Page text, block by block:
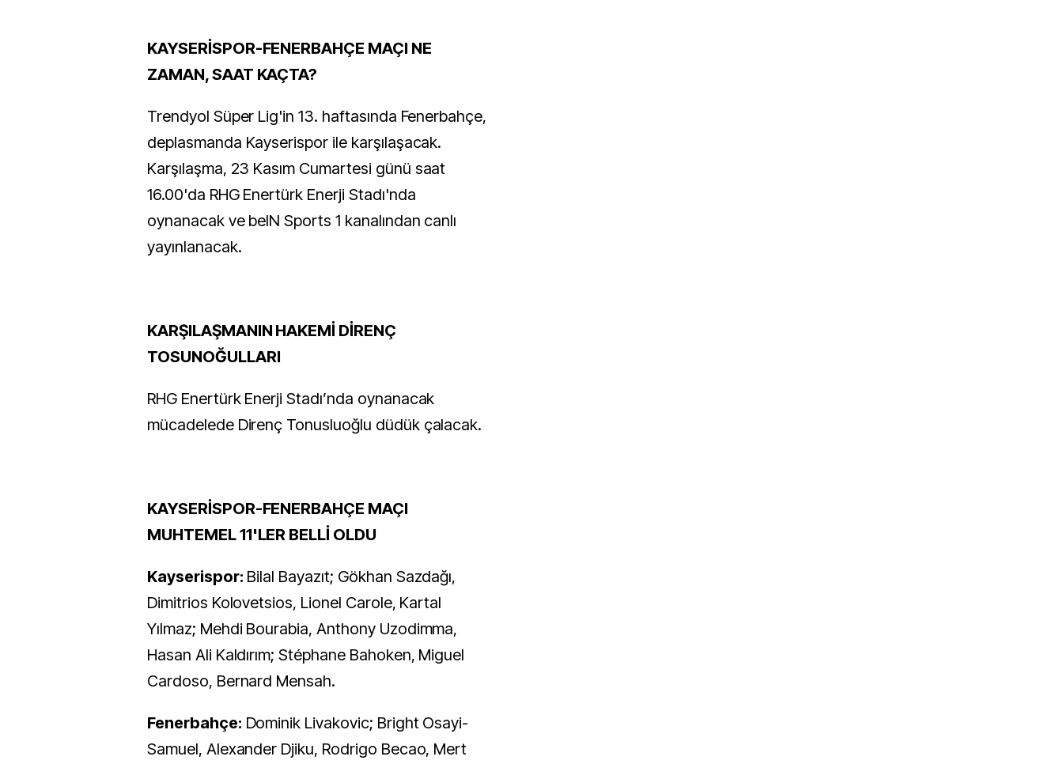
KAYSERİSPOR-FENERBAHÇE MAÇI NE
ZAMAN, SAAT KAÇTA?
Trendyol Süper Lig'in 13. haftasında Fenerbahçe,
deplasmanda Kayserispor ile karşılaşacak.
Karşılaşma, 23 Kasım Cumartesi günü saat
16.00'da RHG Enertürk Enerji Stadı'nda
oynanacak ve beIN Sports 1 kanalından canlı
yayınlanacak.
KARŞILAŞMANIN HAKEMİ DİRENÇ
TOSUNOĞULLARI
RHG Enertürk Enerji Stadı’nda oynanacak
mücadelede Direnç Tonusluoğlu düdük çalacak.
KAYSERİSPOR-FENERBAHÇE MAÇI
MUHTEMEL 11'LER BELLİ OLDU
Kayserispor: Bilal Bayazıt; Gökhan Sazdağı,
Dimitrios Kolovetsios, Lionel Carole, Kartal
Yılmaz; Mehdi Bourabia, Anthony Uzodimma,
Hasan Ali Kaldırım; Stéphane Bahoken, Miguel
Cardoso, Bernard Mensah.
Fenerbahçe: Dominik Livakovic; Bright Osayi-
Samuel, Alexander Djiku, Rodrigo Becao, Mert